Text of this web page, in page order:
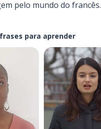
pelo mundo do francês.
para aprender